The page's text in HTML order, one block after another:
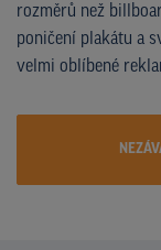
rozměrů než
poničení plakátu a
velmi oblíbené